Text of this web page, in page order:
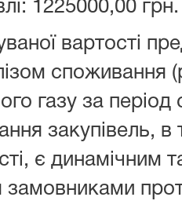
1225000,00 грн.
вартості
споживання
газу за період
закупівель, в
є
замовниками